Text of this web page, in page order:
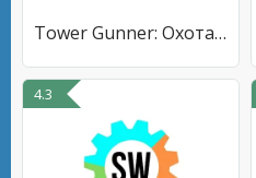
Tower Gunner: Охота на Зомби
4.3